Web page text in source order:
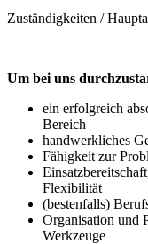
Zuständigkeiten /
Um bei uns
ein erfolgreich
Bereich
handwerkliches
Fähigkeit zur
Flexibilität
(bestenfalls)
Organisation und
Werkzeuge